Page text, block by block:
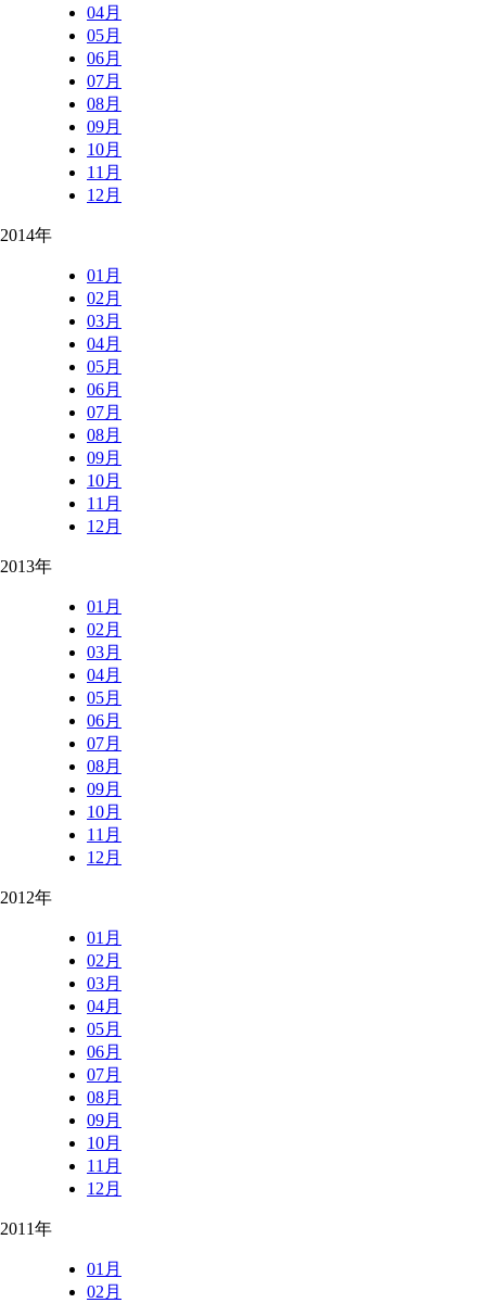
04月
05月
06月
07月
08月
09月
10月
11月
12月
2014年
01月
02月
03月
04月
05月
06月
07月
08月
09月
10月
11月
12月
2013年
01月
02月
03月
04月
05月
06月
07月
08月
09月
10月
11月
12月
2012年
01月
02月
03月
04月
05月
06月
07月
08月
09月
10月
11月
12月
2011年
01月
02月